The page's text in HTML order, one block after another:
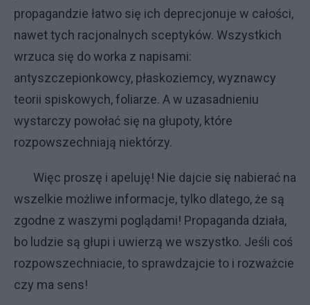
propagandzie łatwo się ich deprecjonuje w całości,
nawet tych racjonalnych sceptyków. Wszystkich
wrzuca się do worka z napisami:
antyszczepionkowcy, płaskoziemcy, wyznawcy
teorii spiskowych, foliarze. A w uzasadnieniu
wystarczy powołać się na głupoty, które
rozpowszechniają niektórzy.
Więc proszę i apeluję! Nie dajcie się nabierać na
wszelkie możliwe informacje, tylko dlatego, że są
zgodne z waszymi poglądami! Propaganda działa,
bo ludzie są głupi i uwierzą we wszystko. Jeśli coś
rozpowszechniacie, to sprawdzajcie to i rozważcie
czy ma sens!